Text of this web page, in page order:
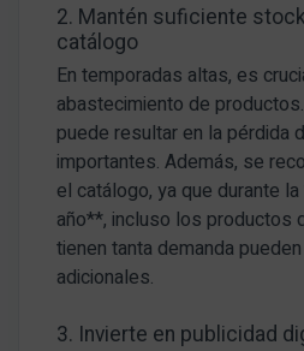
2. Mantén suficiente
catálogo
En temporadas altas, es
abastecimiento de
puede resultar en la pérdida
importantes. Además, se
el catálogo, ya que durante
año**, incluso los productos
tienen tanta demanda
adicionales.
3. Invierte en publicidad